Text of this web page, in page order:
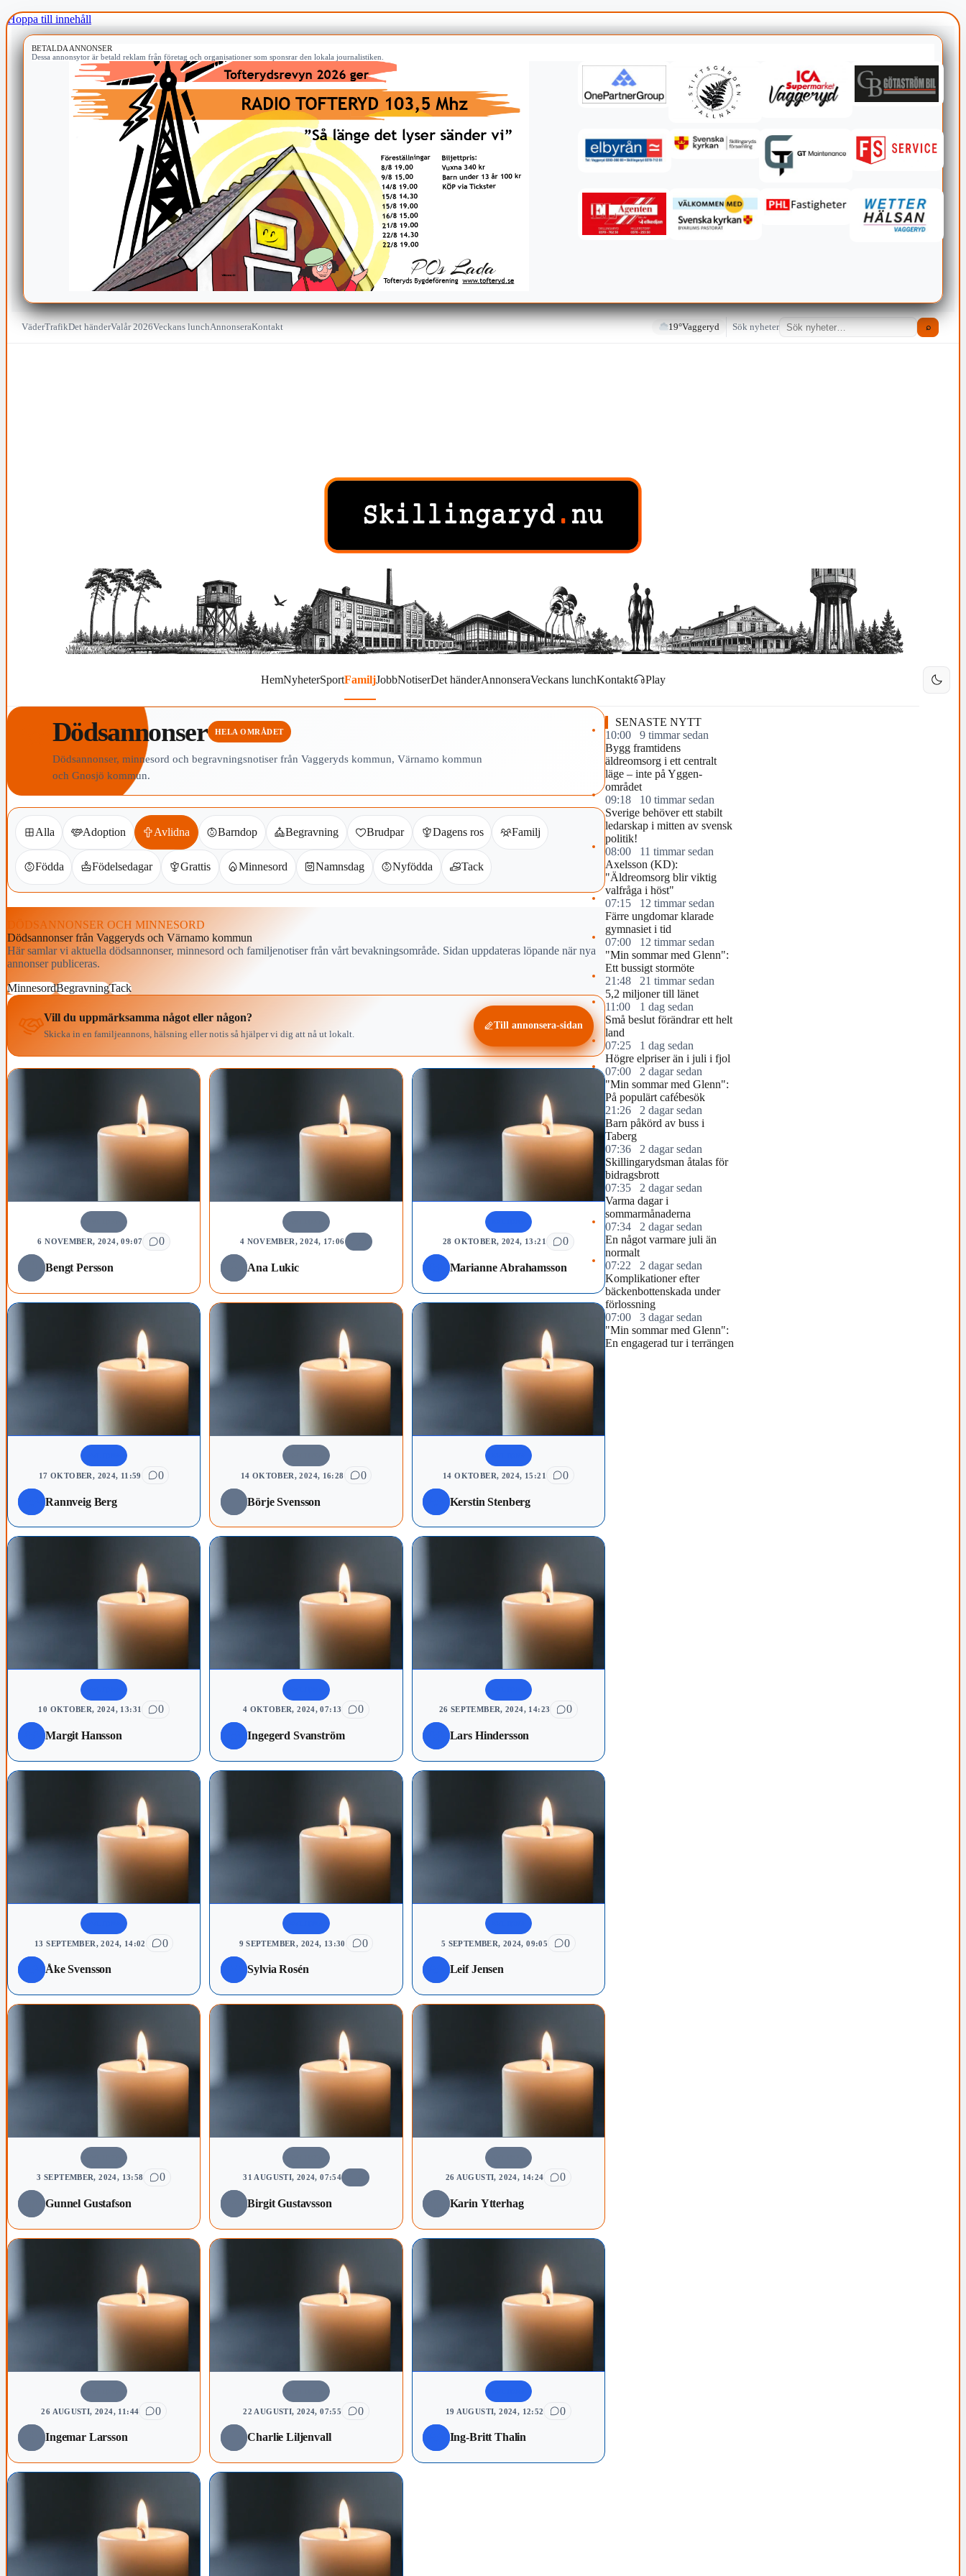
Hoppa till innehåll
BETALDA ANNONSER
Dessa annonsytor är betald reklam från företag och organisationer som sponsrar den lokala journalistiken.
VäderTrafikDet händerValår 2026Veckans lunchAnnonseraKontakt 19°Vaggeryd Sök nyheter ⌕
HemNyheterSportFamiljJobbNotiserDet händerAnnonseraVeckans lunchKontakt Play
Dödsannonser HELA OMRÅDET
Dödsannonser, minnesord och begravningsnotiser från Vaggeryds kommun, Värnamo kommun
och Gnosjö kommun.
Alla Adoption Avlidna Barndop Begravning Brudpar Dagens ros Familj
Födda Födelsedagar Grattis Minnesord Namnsdag Nyfödda Tack
DÖDSANNONSER OCH MINNESORD
Dödsannonser från Vaggeryds och Värnamo kommun
Här samlar vi aktuella dödsannonser, minnesord och familjenotiser från vårt bevakningsområde. Sidan uppdateras löpande när nya
annonser publiceras.
MinnesordBegravningTack
Vill du uppmärksamma något eller någon?
Skicka in en familjeannons, hälsning eller notis så hjälper vi dig att nå ut lokalt.
Till annonsera-sidan
6 NOVEMBER, 2024, 09:07 0
Bengt Persson
4 NOVEMBER, 2024, 17:06
Ana Lukic
28 OKTOBER, 2024, 13:21 0
Marianne Abrahamsson
17 OKTOBER, 2024, 11:59 0
Rannveig Berg
14 OKTOBER, 2024, 16:28 0
Börje Svensson
14 OKTOBER, 2024, 15:21 0
Kerstin Stenberg
10 OKTOBER, 2024, 13:31 0
Margit Hansson
4 OKTOBER, 2024, 07:13 0
Ingegerd Svanström
26 SEPTEMBER, 2024, 14:23 0
Lars Hindersson
13 SEPTEMBER, 2024, 14:02 0
Åke Svensson
9 SEPTEMBER, 2024, 13:30 0
Sylvia Rosén
5 SEPTEMBER, 2024, 09:05 0
Leif Jensen
3 SEPTEMBER, 2024, 13:58 0
Gunnel Gustafson
31 AUGUSTI, 2024, 07:54
Birgit Gustavsson
26 AUGUSTI, 2024, 14:24 0
Karin Ytterhag
26 AUGUSTI, 2024, 11:44 0
Ingemar Larsson
22 AUGUSTI, 2024, 07:55 0
Charlie Liljenvall
19 AUGUSTI, 2024, 12:52 0
Ing-Britt Thalin
SENASTE NYTT
10:00
9 timmar sedan
Bygg framtidens
äldreomsorg i ett centralt
läge – inte på Yggen-
området
09:18
10 timmar sedan
Sverige behöver ett stabilt
ledarskap i mitten av svensk
politik!
08:00
11 timmar sedan
Axelsson (KD):
"Äldreomsorg blir viktig
valfråga i höst"
07:15
12 timmar sedan
Färre ungdomar klarade
gymnasiet i tid
07:00
12 timmar sedan
"Min sommar med Glenn":
Ett bussigt stormöte
21:48
21 timmar sedan
5,2 miljoner till länet
11:00
1 dag sedan
Små beslut förändrar ett helt
land
07:25
1 dag sedan
Högre elpriser än i juli i fjol
07:00
2 dagar sedan
"Min sommar med Glenn":
På populärt cafébesök
21:26
2 dagar sedan
Barn påkörd av buss i
Taberg
07:36
2 dagar sedan
Skillingarydsman åtalas för
bidragsbrott
07:35
2 dagar sedan
Varma dagar i
sommarmånaderna
07:34
2 dagar sedan
En något varmare juli än
normalt
07:22
2 dagar sedan
Komplikationer efter
bäckenbottenskada under
förlossning
07:00
3 dagar sedan
"Min sommar med Glenn":
En engagerad tur i terrängen